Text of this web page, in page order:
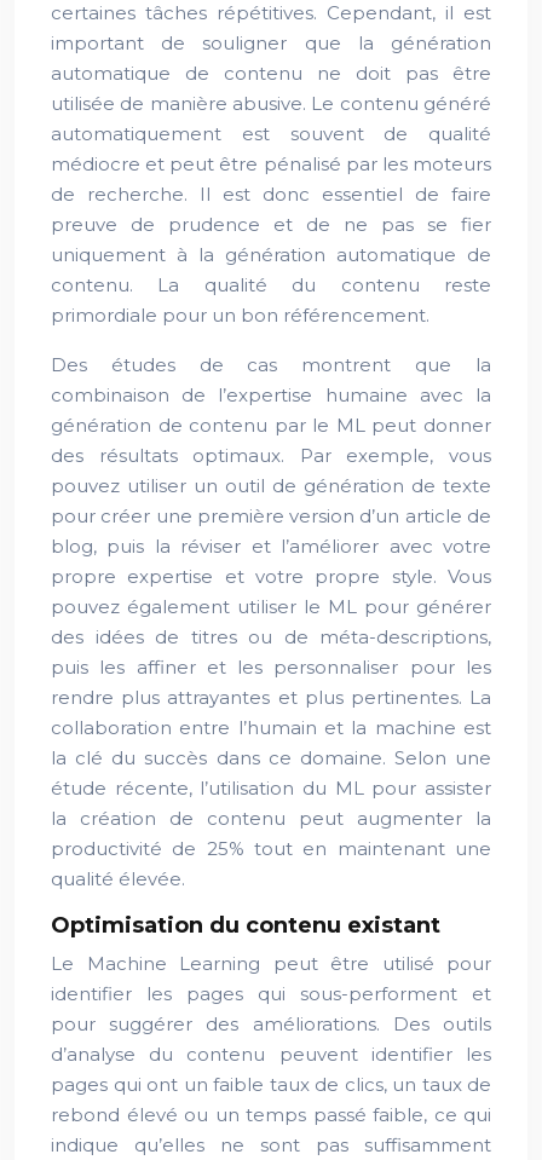
certaines tâches répétitives. Cependant, il est
important de souligner que la génération
automatique de contenu ne doit pas être
utilisée de manière abusive. Le contenu généré
automatiquement est souvent de qualité
médiocre et peut être pénalisé par les moteurs
de recherche. Il est donc essentiel de faire
preuve de prudence et de ne pas se fier
uniquement à la génération automatique de
contenu. La qualité du contenu reste
primordiale pour un bon référencement.
Des études de cas montrent que la
combinaison de l’expertise humaine avec la
génération de contenu par le ML peut donner
des résultats optimaux. Par exemple, vous
pouvez utiliser un outil de génération de texte
pour créer une première version d’un article de
blog, puis la réviser et l’améliorer avec votre
propre expertise et votre propre style. Vous
pouvez également utiliser le ML pour générer
des idées de titres ou de méta-descriptions,
puis les affiner et les personnaliser pour les
rendre plus attrayantes et plus pertinentes. La
collaboration entre l’humain et la machine est
la clé du succès dans ce domaine. Selon une
étude récente, l’utilisation du ML pour assister
la création de contenu peut augmenter la
productivité de 25% tout en maintenant une
qualité élevée.
Optimisation du contenu existant
Le Machine Learning peut être utilisé pour
identifier les pages qui sous-performent et
pour suggérer des améliorations. Des outils
d’analyse du contenu peuvent identifier les
pages qui ont un faible taux de clics, un taux de
rebond élevé ou un temps passé faible, ce qui
indique qu’elles ne sont pas suffisamment